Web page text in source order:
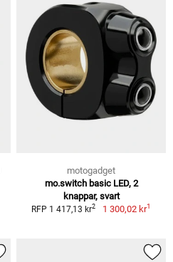
motogadget
mo.switch basic LED, 2
knappar, svart
RFP 1 417,13 kr2 1 300,02 kr1